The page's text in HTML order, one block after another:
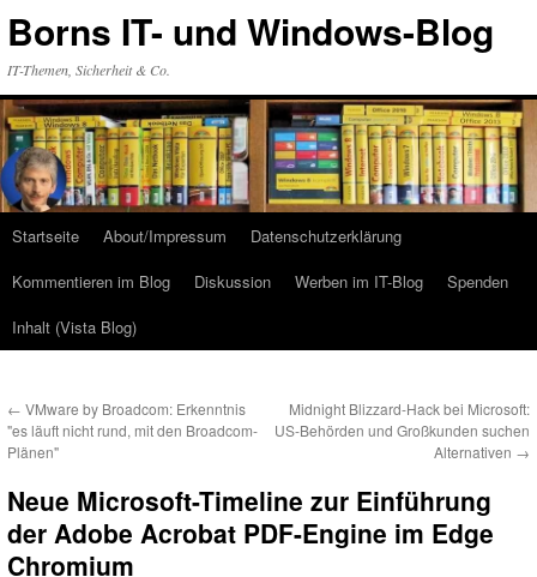
Inhalt
Borns IT- und Windows-Blog
IT-Themen, Sicherheit & Co.
Startseite About/Impressum
Datenschutzerklärung
Kommentieren im Blog
Diskussion Werben im IT-Blog
Spenden
Inhalt (Vista Blog)
← VMware by Broadcom: Erkenntnis
"es läuft nicht rund, mit den Broadcom-
Plänen"
Midnight Blizzard-Hack bei Microsoft:
US-Behörden und Großkunden suchen
Alternativen →
Neue Microsoft-Timeline zur Einführung
der Adobe Acrobat PDF-Engine im Edge
Chromium